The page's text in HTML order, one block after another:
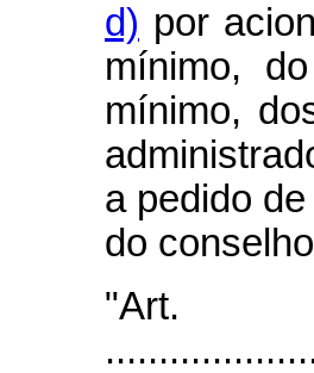
d) por
mínimo,
mínimo,
a pedido
do